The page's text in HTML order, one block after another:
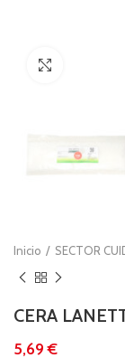
Inicio SECTOR
CERA
€